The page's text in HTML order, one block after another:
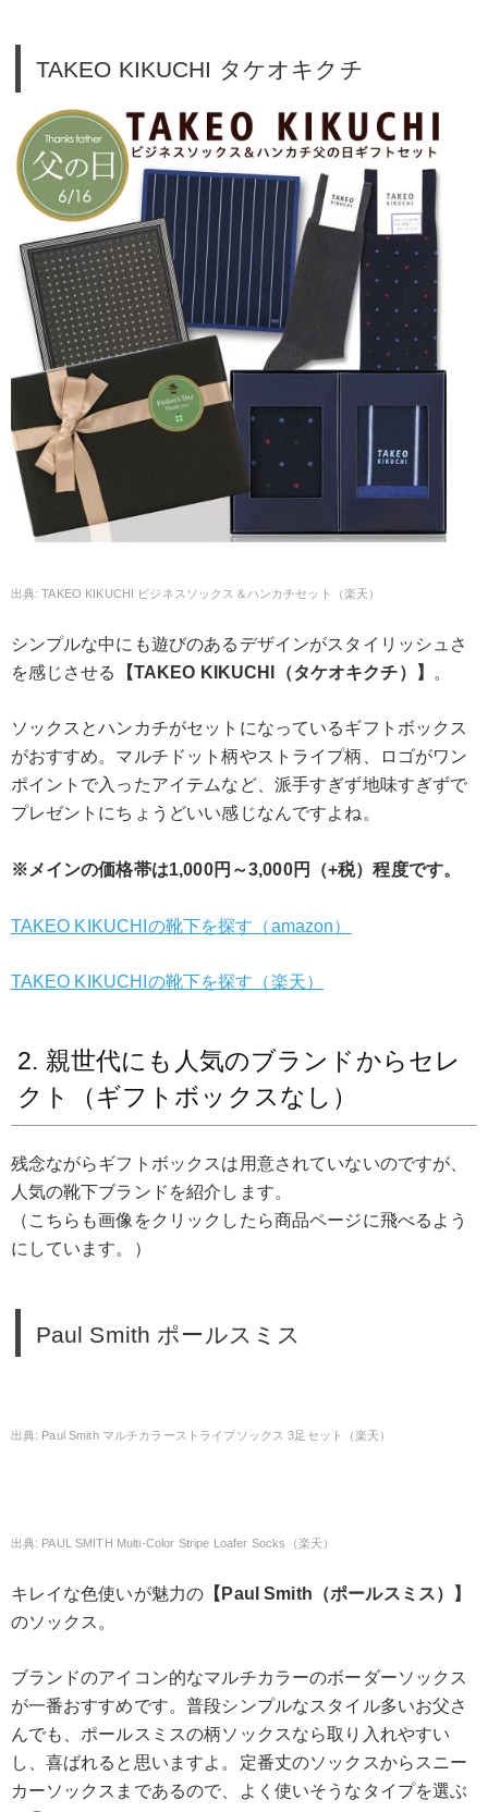
TAKEO KIKUCHI タケオキクチ
TAKEO KIKUCHI ビジネスソックス＆ハンカチセット（楽天）
シンプルな中にも遊びのあるデザインがスタイリッシュさ
を感じさせる
【TAKEO KIKUCHI（タケオキクチ）】 。
ソックスとハンカチがセットになっているギフトボックス
がおすすめ。マルチドット柄やストライプ柄、ロゴがワン
ポイントで入ったアイテムなど、派手すぎず地味すぎずで
プレゼントにちょうどいい感じなんですよね。
※メインの価格帯は1,000円～3,000円（+税）程度です。
TAKEO KIKUCHIの靴下を探す（amazon）
TAKEO KIKUCHIの靴下を探す（楽天）
2. 親世代にも人気のブランドからセレ
クト（ギフトボックスなし）
残念ながらギフトボックスは用意されていないのですが、
人気の靴下ブランドを紹介します。
（こちらも画像をクリックしたら商品ページに飛べるよう
にしています。）
Paul Smith ポールスミス
Paul Smith マルチカラーストライプソックス 3足セット（楽天）
PAUL SMITH Multi-Color Stripe Loafer Socks（楽天）
キレイな色使いが魅力の 【Paul Smith（ポールスミス）】
のソックス。
ブランドのアイコン的なマルチカラーのボーダーソックス
が一番おすすめです。普段シンプルなスタイル多いお父さ
んでも、ポールスミスの柄ソックスなら取り入れやすい
し、喜ばれると思いますよ。定番丈のソックスからスニー
カーソックスまであるので、よく使いそうなタイプを選ぶ